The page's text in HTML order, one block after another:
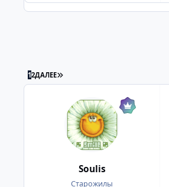
12ДАЛЕЕ ПОСЛЕДНЯЯ СТРАНИЦА
Soulis
Старожилы